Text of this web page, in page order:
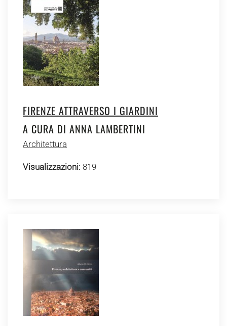
FIRENZE ATTRAVERSO I GIARDINI
A CURA DI ANNA LAMBERTINI
Architettura
Visualizzazioni: 819